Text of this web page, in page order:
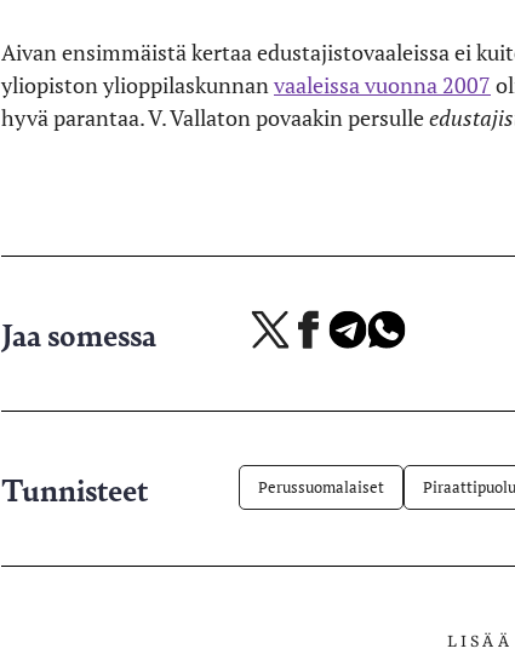
Aivan ensimmäistä kertaa edustajistovaaleissa ei
yliopiston ylioppilaskunnan vaaleissa vuonna 2007
hyvä parantaa. V. Vallaton povaakin persulle
Jaa somessa
Jaa
palvelussa
Jaa Jaa Jaa
Tunnisteet Perussuomalaiset
LISÄÄ